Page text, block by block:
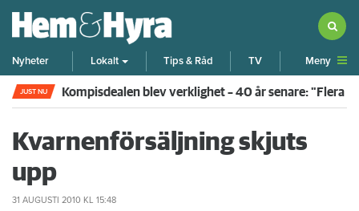
Nyheter Lokalt Tips & Råd TV Meny
JUST NU Kompisdealen blev verklighet – 40 år senare: "Flera
Kvarnenförsäljning skjuts
upp
31 AUGUSTI 2010 KL 15:48